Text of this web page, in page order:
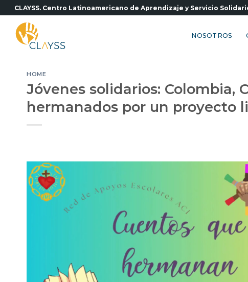
Saltar
al
contenido
CLAYSS. Centro Latinoamericano de Aprendizaje y Servicio
NOSOTROS
HOME
Jóvenes solidarios: Colombia,
hermanados por un proyecto